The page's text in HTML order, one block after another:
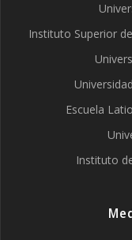
Instituto Superior
Escuela
Instituto